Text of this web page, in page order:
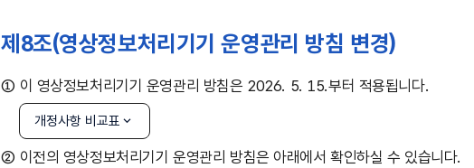
제8조(영상정보처리기기 운영관리 방침 변경)
① 이 영상정보처리기기 운영관리 방침은 2026. 5. 15.부터 적용됩니다.
개정사항 비교표
② 이전의 영상정보처리기기 운영관리 방침은 아래에서 확인하실 수 있습니다.